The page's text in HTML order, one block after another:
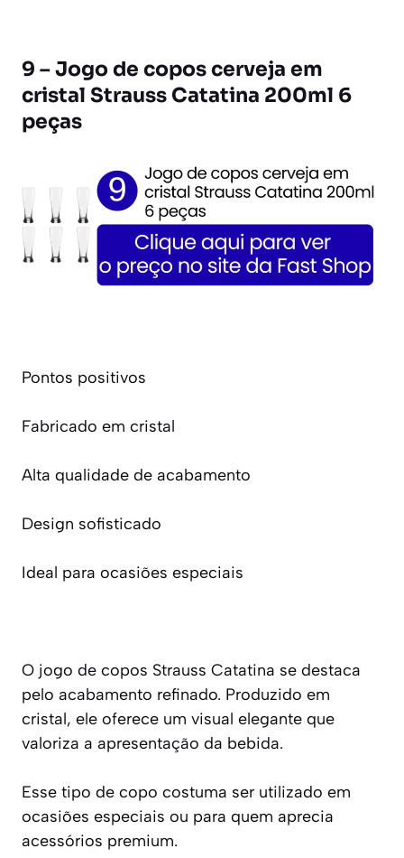
9 – Jogo de copos cerveja em
cristal Strauss Catatina 200ml 6
peças
Pontos positivos
Fabricado em cristal
Alta qualidade de acabamento
Design sofisticado
Ideal para ocasiões especiais
O jogo de copos Strauss Catatina se destaca
pelo acabamento refinado. Produzido em
cristal, ele oferece um visual elegante que
valoriza a apresentação da bebida.
Esse tipo de copo costuma ser utilizado em
ocasiões especiais ou para quem aprecia
acessórios premium.